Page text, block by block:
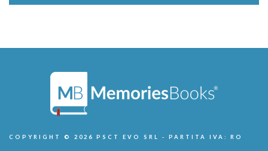
COPYRIGHT © 2026 PSCT EVO SRL - PARTITA IVA: RO